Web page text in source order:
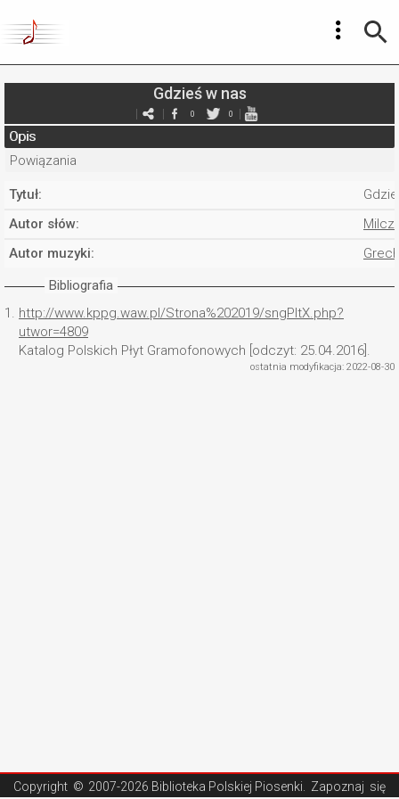
Gdzieś w nas
0 0
Opis
Powiązania
Tytuł:
Autor słów:
Autor muzyki:
Bibliografia
1. http://www.kppg.waw.pl/Strona%202019/sngPltX.php?
utwor=4809
Katalog Polskich Płyt Gramofonowych [odczyt: 25.04.2016].
ostatnia modyfikacja: 2022-08-30
Copyright © 2007-2026 Biblioteka Polskiej Piosenki . Zapoznaj się